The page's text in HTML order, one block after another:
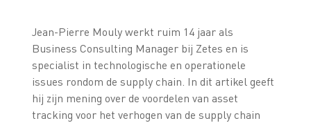
Jean-Pierre Mouly werkt ruim 14 jaar als
Business Consulting Manager bij Zetes en is
specialist in technologische en operationele
issues rondom de supply chain. In dit artikel geeft
hij zijn mening over de voordelen van asset
tracking voor het verhogen van de supply chain